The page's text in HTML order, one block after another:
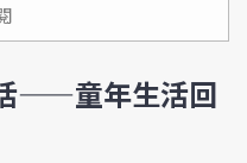
——童年生活回